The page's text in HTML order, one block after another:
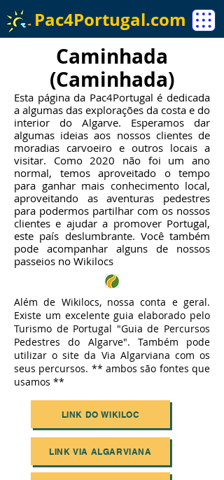
Pac4Portugal.com
Caminhada
(Caminhada)
Esta página da Pac4Portugal é dedicada
a algumas das explorações da costa e do
interior do Algarve. Esperamos dar
algumas ideias aos nossos clientes de
moradias carvoeiro e outros locais a
visitar. Como 2020 não foi um ano
normal, temos aproveitado o tempo
para ganhar mais conhecimento local,
aproveitando as aventuras pedestres
para podermos partilhar com os nossos
clientes e ajudar a promover Portugal,
este país deslumbrante. Você também
pode acompanhar alguns de nossos
passeios no Wikilocs
Além de Wikilocs, nossa conta e geral.
Existe um excelente guia elaborado pelo
Turismo de Portugal "Guia de Percursos
Pedestres do Algarve". Também pode
utilizar o site da Via Algarviana com os
seus percursos. ** ambos são fontes que
usamos **
LINK DO WIKILOC
LINK VIA ALGARVIANA